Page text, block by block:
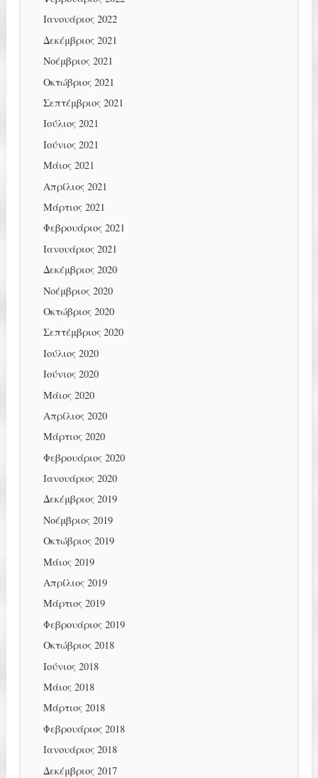
Ιανουάριος 2022
Δεκέμβριος 2021
Νοέμβριος 2021
Οκτώβριος 2021
Σεπτέμβριος 2021
Ιούλιος 2021
Ιούνιος 2021
Μάιος 2021
Απρίλιος 2021
Μάρτιος 2021
Φεβρουάριος 2021
Ιανουάριος 2021
Δεκέμβριος 2020
Νοέμβριος 2020
Οκτώβριος 2020
Σεπτέμβριος 2020
Ιούλιος 2020
Ιούνιος 2020
Μάιος 2020
Απρίλιος 2020
Μάρτιος 2020
Φεβρουάριος 2020
Ιανουάριος 2020
Δεκέμβριος 2019
Νοέμβριος 2019
Οκτώβριος 2019
Μάιος 2019
Απρίλιος 2019
Μάρτιος 2019
Φεβρουάριος 2019
Οκτώβριος 2018
Ιούνιος 2018
Μάιος 2018
Μάρτιος 2018
Φεβρουάριος 2018
Ιανουάριος 2018
Δεκέμβριος 2017